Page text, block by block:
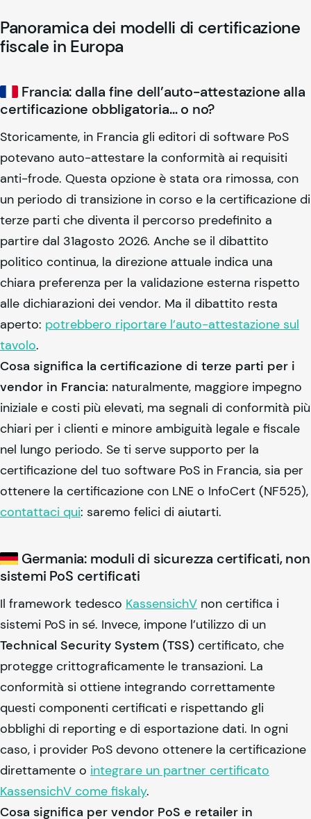
Panoramica dei modelli di certificazione
fiscale in Europa
Francia: dalla fine dell’auto-attestazione alla
certificazione obbligatoria… o no?
Storicamente, in Francia gli editori di software PoS
potevano auto-attestare la conformità ai requisiti
anti-frode. Questa opzione è stata ora rimossa, con
un periodo di transizione in corso e la certificazione di
terze parti che diventa il percorso predefinito a
partire dal 31agosto 2026. Anche se il dibattito
politico continua, la direzione attuale indica una
chiara preferenza per la validazione esterna rispetto
alle dichiarazioni dei vendor. Ma il dibattito resta
aperto: potrebbero riportare l’auto-attestazione sul
tavolo.
Cosa significa la certificazione di terze parti per i
vendor in Francia: naturalmente, maggiore impegno
iniziale e costi più elevati, ma segnali di conformità più
chiari per i clienti e minore ambiguità legale e fiscale
nel lungo periodo. Se ti serve supporto per la
certificazione del tuo software PoS in Francia, sia per
ottenere la certificazione con LNE o InfoCert (NF525),
contattaci qui: saremo felici di aiutarti.
Germania: moduli di sicurezza certificati, non
sistemi PoS certificati
Il framework tedesco KassensichV non certifica i
sistemi PoS in sé. Invece, impone l’utilizzo di un
Technical Security System (TSS) certificato, che
protegge crittograficamente le transazioni. La
conformità si ottiene integrando correttamente
questi componenti certificati e rispettando gli
obblighi di reporting e di esportazione dati. In ogni
caso, i provider PoS devono ottenere la certificazione
direttamente o integrare un partner certificato
KassensichV come fiskaly.
Cosa significa per vendor PoS e retailer in